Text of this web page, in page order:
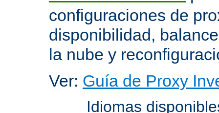
configuraciones de
disponibilidad,
la nube y
Ver: Guía de Proxy
Idiomas